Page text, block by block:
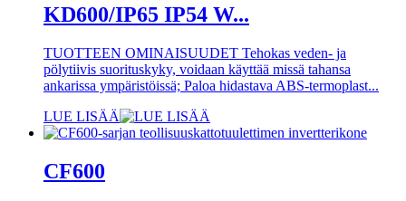
KD600/IP65 IP54 W...
TUOTTEEN OMINAISUUDET Tehokas veden- ja
pölytiivis suorituskyky, voidaan käyttää missä tahansa
ankarissa ympäristöissä; Paloa hidastava ABS-termoplast...
LUE LISÄÄ
CF600